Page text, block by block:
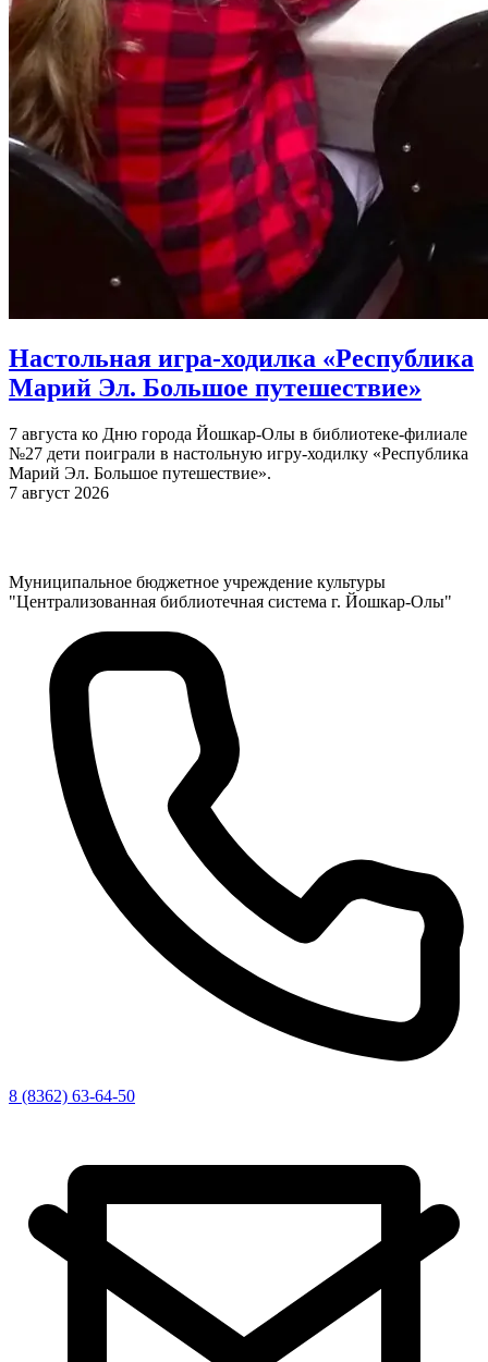
Настольная игра-ходилка «Республика
Марий Эл. Большое путешествие»
7 августа ко Дню города Йошкар-Олы в библиотеке-филиале
№27 дети поиграли в настольную игру-ходилку «Республика
Марий Эл. Большое путешествие».
7 август 2026
Муниципальное бюджетное учреждение культуры
"Централизованная библиотечная система г. Йошкар-Олы"
8 (8362) 63-64-50